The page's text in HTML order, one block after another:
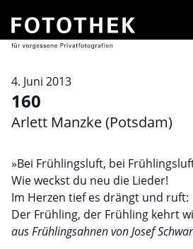
4. Juni 2013
160
Arlett Manzke (Potsdam)
»Bei Frühlingsluft, bei
Wie weckst du neu die Lieder!
Im Herzen tief es drängt und ruft:
Der Frühling, der Frühling kehrt
aus Frühlingsahnen von Josef